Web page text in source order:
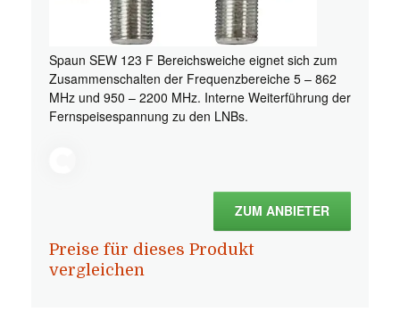
Spaun SEW 123 F Bereichsweiche eignet sich zum
Zusammenschalten der Frequenzbereiche 5 – 862
MHz und 950 – 2200 MHz. Interne Weiterführung der
Fernspeisespannung zu den LNBs.
ZUM ANBIETER
Preise für dieses Produkt
vergleichen